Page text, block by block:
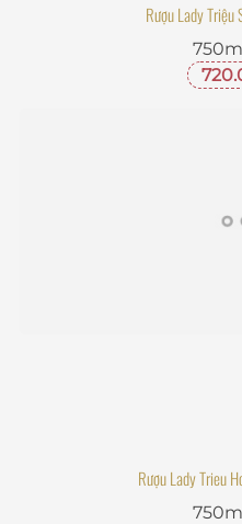
Rượu Lady Triệu
Rượu Lady Trieu